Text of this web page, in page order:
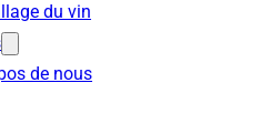
du vin
de nous